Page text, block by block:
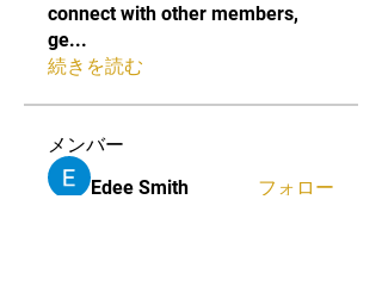
connect with other members,
ge...
続きを読む
メンバー
Edee Smith フォロー